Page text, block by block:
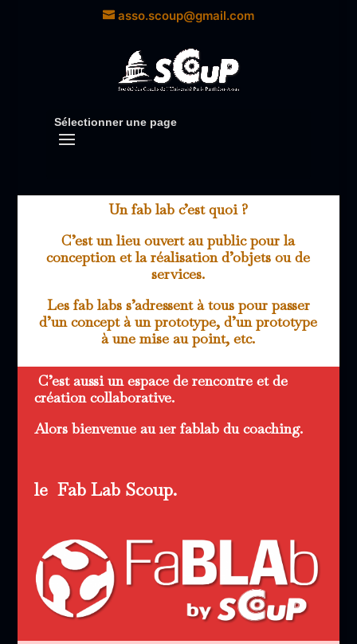
asso.scoup@gmail.com
Sélectionner une page
Un fab lab c’est quoi ?
C’est un lieu ouvert au public pour la
conception et la réalisation d’objets ou de
services.
Les fab labs s’adressent à tous pour passer
d’un concept à un prototype, d’un prototype
à une mise au point, etc.
C’est aussi un espace de rencontre et de
création collaborative.
Alors bienvenue au 1er fablab du coaching.
le Fab Lab Scoup.